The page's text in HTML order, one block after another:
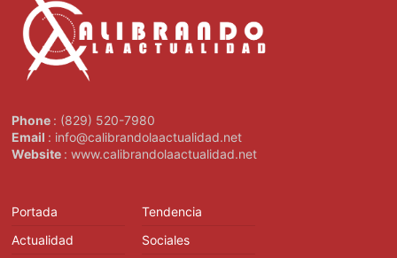
Phone : (829) 520-7980
Email : info@calibrandolaactualidad.net
Website : www.calibrandolaactualidad.net
Portada
Actualidad
Tendencia
Sociales